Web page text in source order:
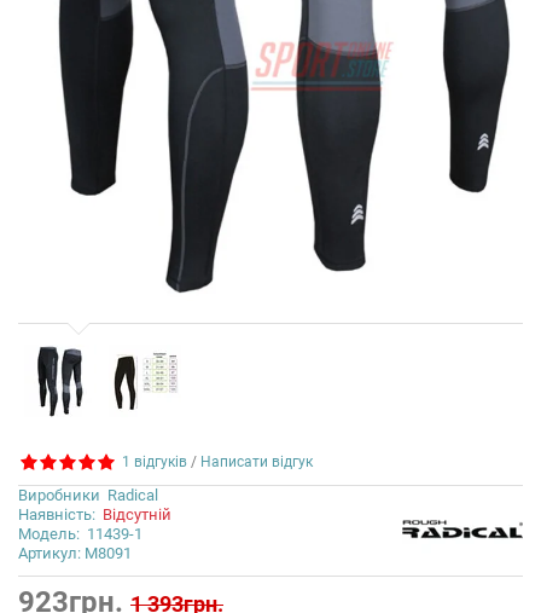
1 відгуків / Написати відгук
Виробники Radical
Наявність: Відсутній
Модель: 11439-1
Артикул: M8091
923грн. 1 393грн.